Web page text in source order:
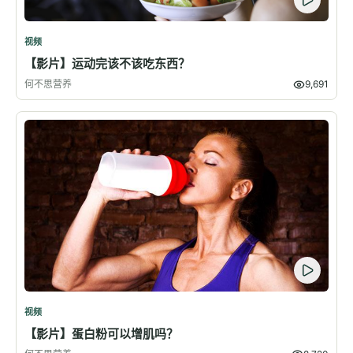
视频
【影片】运动完该不该吃东西？
何不思营养 9,691
视频
【影片】蛋白粉可以增肌吗？